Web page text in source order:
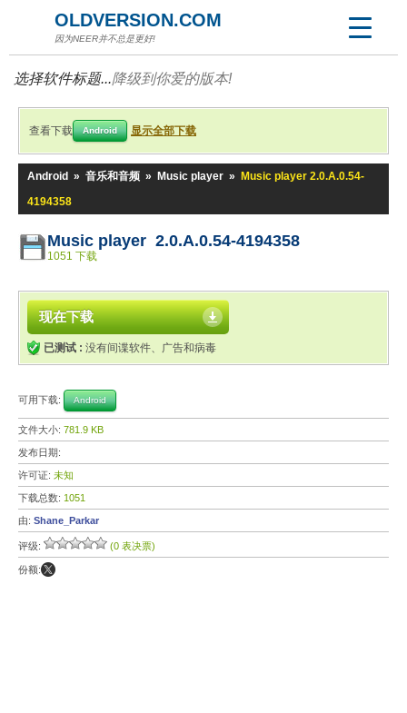
OLDVERSION.COM
因为NEER并不总是更好!
选择软件标题...降级到你爱的版本!
查看下载 Android 显示全部下载
Android » 音乐和音频 » Music player »
Music player 2.0.A.0.54-
4194358
Music player 2.0.A.0.54-4194358
1051 下载
现在下载
已测试 : 没有间谍软件、广告和病毒
可用下载: Android
文件大小: 781.9 KB
发布日期:
许可证: 未知
下载总数: 1051
由: Shane_Parkar
评级: (0 表决票)
份额: